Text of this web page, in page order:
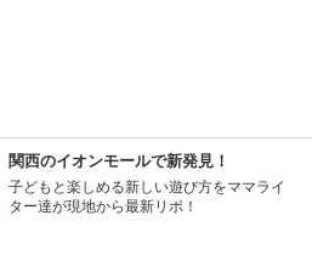
関西のイオンモールで新発見！
子どもと楽しめる新しい遊び方をママライ
ター達が現地から最新リポ！